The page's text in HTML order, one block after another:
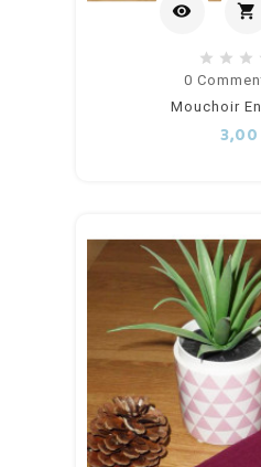
visibility shopping_cart
au
0
Mouchoir